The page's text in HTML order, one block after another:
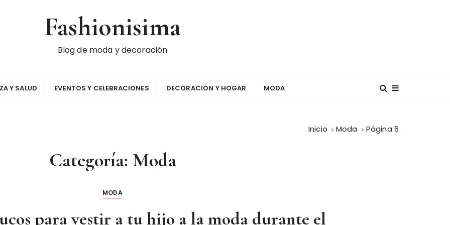
Fashionisima
Blog de moda y decoración
Y SALUD EVENTOS Y CELEBRACIONES DECORACIÓN Y HOGAR MODA
Inicio Moda Página 6
Categoría: Moda
MODA
para vestir a tu hijo a la moda durante el